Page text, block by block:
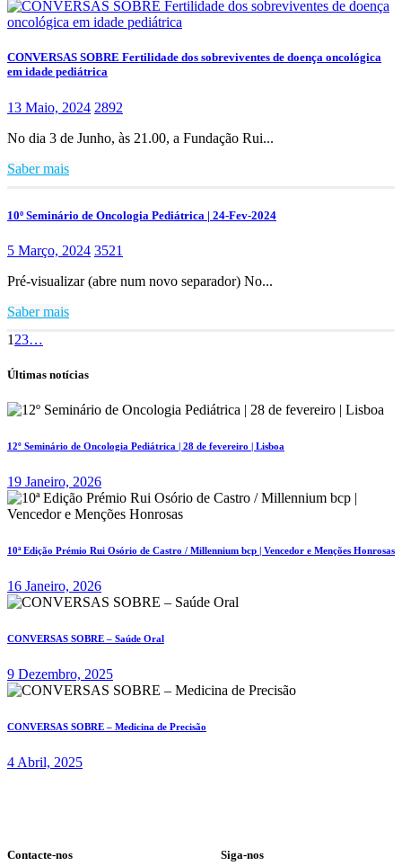
CONVERSAS SOBRE Fertilidade dos sobreviventes de doença oncológica
em idade pediátrica
13 Maio, 2024 2892
No dia 3 de Junho, às 21.00, a Fundação Rui...
Saber mais
10º Seminário de Oncologia Pediátrica | 24-Fev-2024
5 Março, 2024 3521
Pré-visualizar (abre num novo separador) No...
Saber mais
1 23…
Últimas notícias
12º Seminário de Oncologia Pediátrica | 28 de fevereiro | Lisboa
19 Janeiro, 2026
10ª Edição Prémio Rui Osório de Castro / Millennium bcp | Vencedor e Menções Honrosas
16 Janeiro, 2026
CONVERSAS SOBRE – Saúde Oral
9 Dezembro, 2025
CONVERSAS SOBRE – Medicina de Precisão
4 Abril, 2025
Contacte-nos Siga-nos